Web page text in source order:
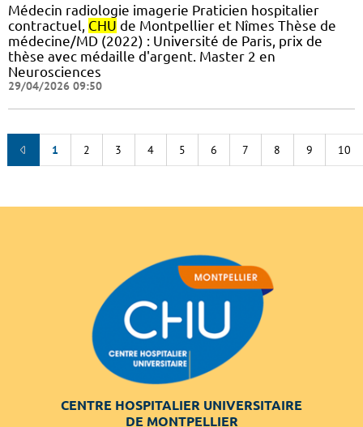
Médecin radiologie imagerie Praticien hospitalier
contractuel, CHU de Montpellier et Nîmes Thèse de
médecine/MD (2022) : Université de Paris, prix de
thèse avec médaille d'argent. Master 2 en
Neurosciences
29/04/2026 09:50
1 2 3 4 5 6 7 8 9 10
CENTRE HOSPITALIER UNIVERSITAIRE
DE MONTPELLIER